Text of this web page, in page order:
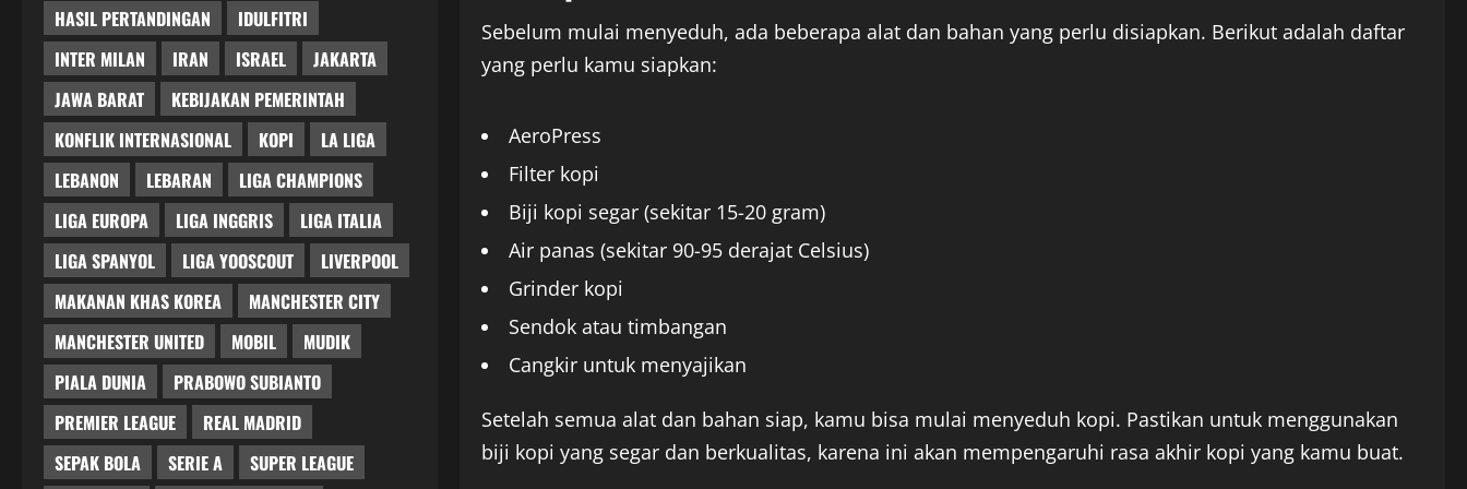
Sebelum mulai menyeduh, ada beberapa alat dan bahan yang perlu disiapkan. Berikut adalah daftar
yang perlu kamu siapkan:
AeroPress
Filter kopi
Biji kopi segar (sekitar 15-20 gram)
Air panas (sekitar 90-95 derajat Celsius)
Grinder kopi
Sendok atau timbangan
Cangkir untuk menyajikan
Setelah semua alat dan bahan siap, kamu bisa mulai menyeduh kopi. Pastikan untuk menggunakan
biji kopi yang segar dan berkualitas, karena ini akan mempengaruhi rasa akhir kopi yang kamu buat.
HASIL PERTANDINGAN
IDULFITRI
INTER MILAN
IRAN ISRAEL
JAKARTA
JAWA BARAT
KEBIJAKAN PEMERINTAH
KONFLIK INTERNASIONAL
KOPI
LA LIGA
LEBANON
LEBARAN
LIGA CHAMPIONS
LIGA EUROPA
LIGA INGGRIS
LIGA ITALIA
LIGA SPANYOL
LIGA YOOSCOUT
LIVERPOOL
MAKANAN KHAS KOREA
MANCHESTER CITY
MANCHESTER UNITED
MOBIL
MUDIK
PIALA DUNIA
PRABOWO SUBIANTO
PREMIER LEAGUE
REAL MADRID
SEPAK BOLA
SERIE A SUPER LEAGUE